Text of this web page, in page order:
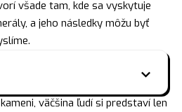
všade tam, kde sa vyskytuje
a jeho následky môžu byť
väčšina ľudí si predstaví len